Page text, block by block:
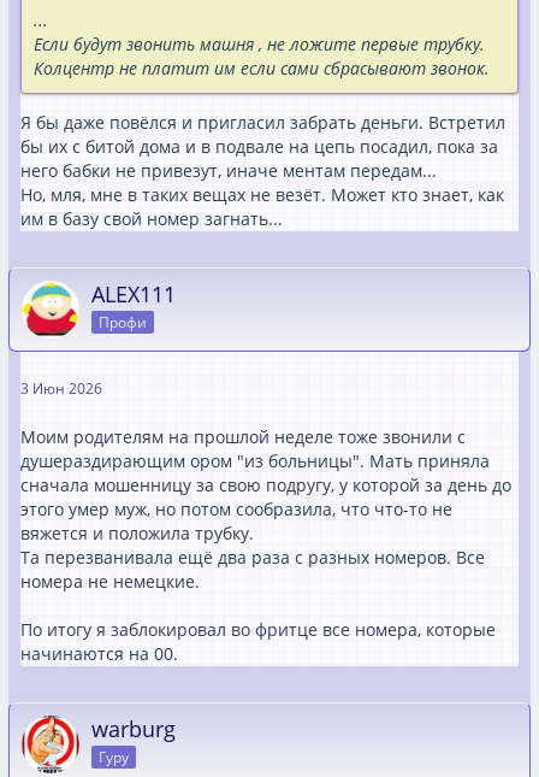
...
Если будут звонить машня , не ложите первые трубку.
Колцентр не платит им если сами сбрасывают звонок.
Я бы даже повёлся и пригласил забрать деньги. Встретил
бы их с битой дома и в подвале на цепь посадил, пока за
него бабки не привезут, иначе ментам передам...
Но, мля, мне в таких вещах не везёт. Может кто знает, как
им в базу свой номер загнать...
ALEX111
Профи
3 Июн 2026
Моим родителям на прошлой неделе тоже звонили с
душераздирающим ором "из больницы". Мать приняла
сначала мошенницу за свою подругу, у которой за день до
этого умер муж, но потом сообразила, что что-то не
вяжется и положила трубку.
Та перезванивала ещё два раза с разных номеров. Все
номера не немецкие.
По итогу я заблокировал во фритце все номера, которые
начинаются на 00.
warburg
Гуру